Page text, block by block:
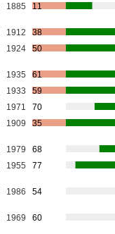
1885 11
1912
38
1924 50
1935
61
1933
59
1971
70
1909 35
1979
68
1955 77
1986 54
1969 60